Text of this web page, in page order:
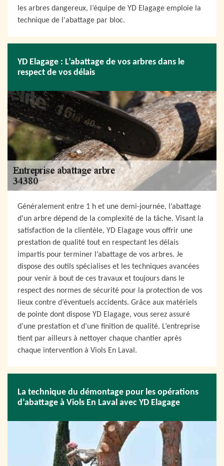
les arbres dangereux, l’équipe de YD Elagage emploie la
technique de l'abattage par bloc.
YD Elagage : L’abattage de vos arbres dans le
respect de vos délais
Généralement entre 1 h et une demi-journée, l’abattage
d’un arbre dépend de la complexité de la tâche. Visant la
satisfaction de la clientèle, YD Elagage vous offrir une
prestation de qualité tout en respectant les délais
impartis pour terminer l’abattage de vos arbres. Je
dispose des outils spécialises et les techniques avancées
pour venir à bout de ces travaux et toujours dans le
respect des normes de sécurité pour la protection de vos
lieux contre d’éventuels accidents. Grâce aux matériels
de pointe dont dispose YD Elagage, vous serez assuré
d’une prestation et d’une finition de qualité. L’entreprise
tient par ailleurs à nettoyer chaque chantier après
chaque intervention à Viols En Laval.
La technique du démontage pour les opérations
d’abattage à Viols En Laval avec YD Elagage